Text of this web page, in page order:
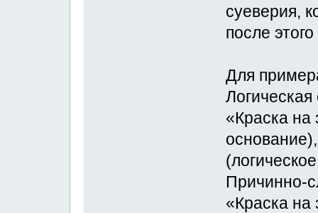
суеверия,
после
Для
Логическая
«Краска на
Причинно-
«Краска на